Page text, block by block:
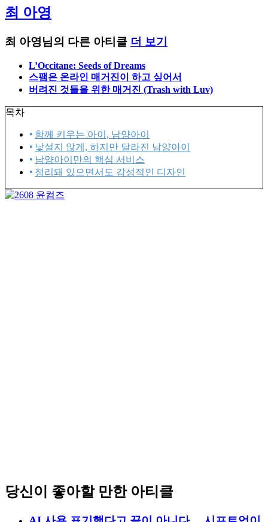
최 아영
최 아영님의 다른 아티클 더 보기
L’Occitane: Seeds of Dreams
스팸은 온라인 매거진이 하고 싶어서
버려진 것들을 위한 매거진 (Trash with Luv)
목차
함께 키우는 아이, 남양아이
낯설지 않게, 하지만 달라진 남양아이
남양아이만의 핵심 서비스
정리돼 있으면서도 감성적인 디자인
당신이 좋아할 만한 아티클